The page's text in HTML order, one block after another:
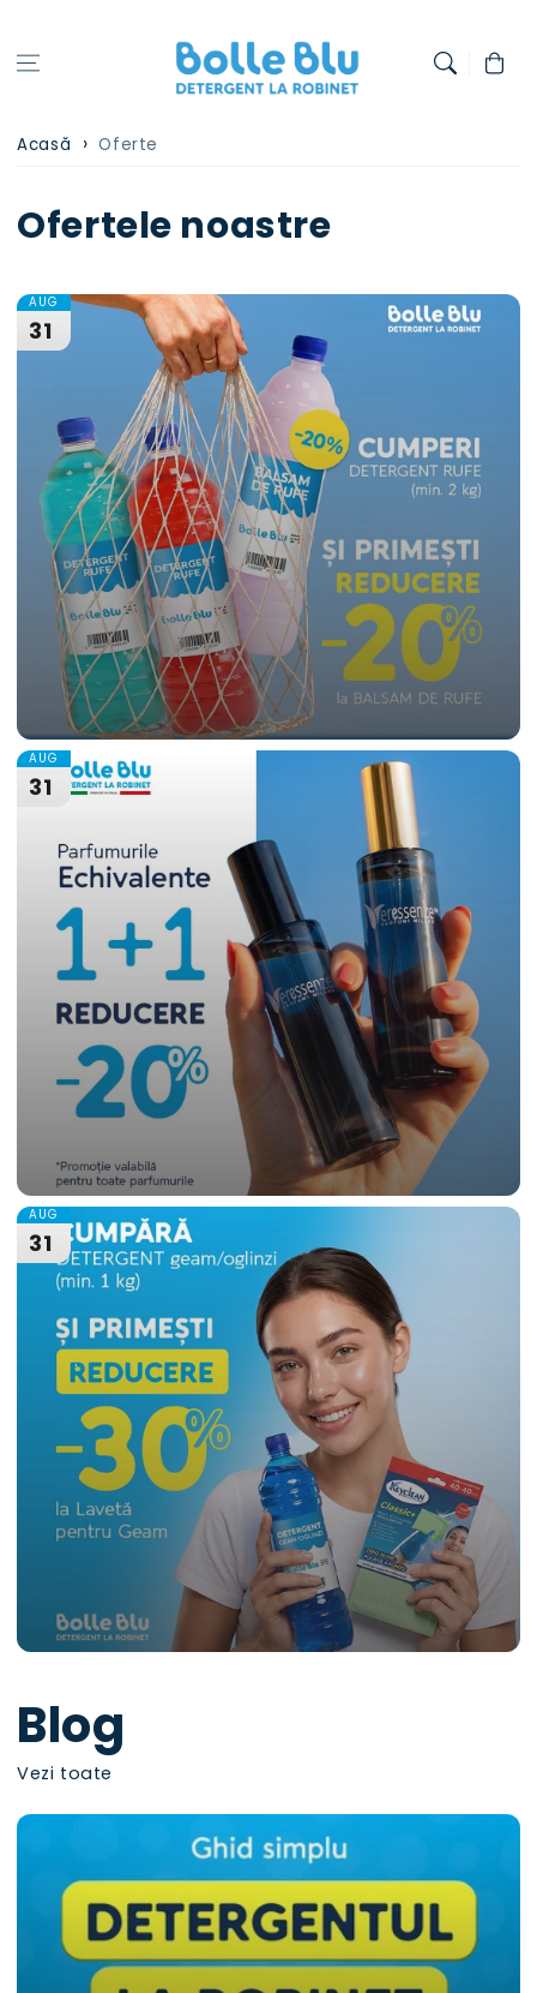
Coș
Acasă Oferte
Ofertele noastre
AUG
31
AUG
31
AUG
31
.
Blog
Vezi toate